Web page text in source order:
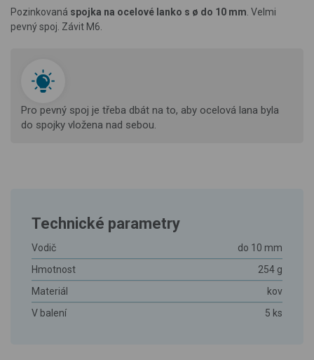
Pozinkovaná spojka na ocelové lanko s ø do 10 mm . Velmi
pevný spoj. Závit M6.
Pro pevný spoj je třeba dbát na to, aby ocelová lana byla
do spojky vložena nad sebou.
Technické parametry
Vodič
do 10 mm
Hmotnost
254 g
Materiál
kov
V balení
5 ks